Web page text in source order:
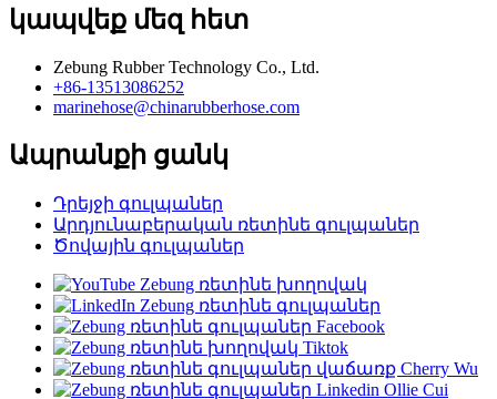
կապվեք մեզ հետ
Zebung Rubber Technology Co., Ltd.
+86-13513086252
marinehose@chinarubberhose.com
Ապրանքի ցանկ
Դրեյջի գուլպաներ
Արդյունաբերական ռետինե գուլպաներ
Ծովային գուլպաներ